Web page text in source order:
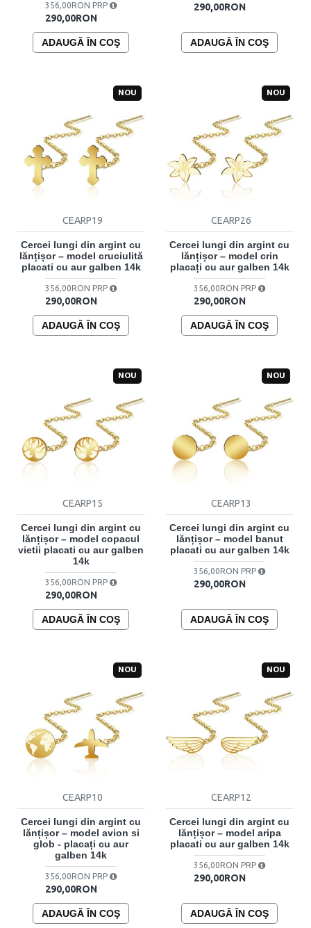
290,00RON
356,00RON PRP
ADAUGĂ ÎN COŞ
290,00RON
ADAUGĂ ÎN COŞ
NOU
CEARP19
Cercei lungi din argint cu
lănțișor – model cruciulită
placati cu aur galben 14k
290,00RON
356,00RON PRP
ADAUGĂ ÎN COŞ
NOU
CEARP26
Cercei lungi din argint cu
lănțișor – model crin
placați cu aur galben 14k
290,00RON
356,00RON PRP
ADAUGĂ ÎN COŞ
NOU
CEARP15
Cercei lungi din argint cu
lănțișor – model copacul
vietii placati cu aur galben
14k
290,00RON
356,00RON PRP
ADAUGĂ ÎN COŞ
NOU
CEARP13
Cercei lungi din argint cu
lănțișor – model banut
placati cu aur galben 14k
290,00RON
356,00RON PRP
ADAUGĂ ÎN COŞ
NOU
CEARP10
Cercei lungi din argint cu
lănțișor – model avion si
glob - placați cu aur
galben 14k
290,00RON
356,00RON PRP
ADAUGĂ ÎN COŞ
NOU
CEARP12
Cercei lungi din argint cu
lănțișor – model aripa
placati cu aur galben 14k
290,00RON
356,00RON PRP
ADAUGĂ ÎN COŞ